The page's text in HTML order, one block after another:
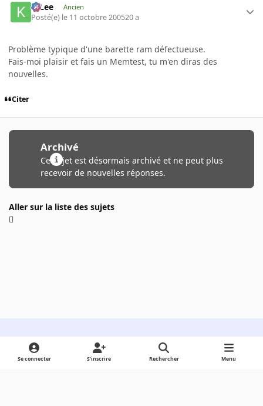
K-Lee Ancien
Posté(e) le 11 octobre 200520 a
Problème typique d'une barette ram défectueuse.
Fais-moi plaisir et fais un Memtest, tu m'en diras des
nouvelles.
Citer
Archivé
Ce sujet est désormais archivé et ne peut plus
recevoir de nouvelles réponses.
Aller sur la liste des sujets
Light ModeDark ModeSystem Preference
Se connecter S’inscrire Rechercher Menu